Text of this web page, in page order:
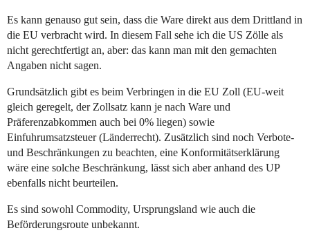
Es kann genauso gut sein, dass die Ware direkt aus dem Drittland in
die EU verbracht wird. In diesem Fall sehe ich die US Zölle als
nicht gerechtfertigt an, aber: das kann man mit den gemachten
Angaben nicht sagen.
Grundsätzlich gibt es beim Verbringen in die EU Zoll (EU-weit
gleich geregelt, der Zollsatz kann je nach Ware und
Präferenzabkommen auch bei 0% liegen) sowie
Einfuhrumsatzsteuer (Länderrecht). Zusätzlich sind noch Verbote-
und Beschränkungen zu beachten, eine Konformitätserklärung
wäre eine solche Beschränkung, lässt sich aber anhand des UP
ebenfalls nicht beurteilen.
Es sind sowohl Commodity, Ursprungsland wie auch die
Beförderungsroute unbekannt.